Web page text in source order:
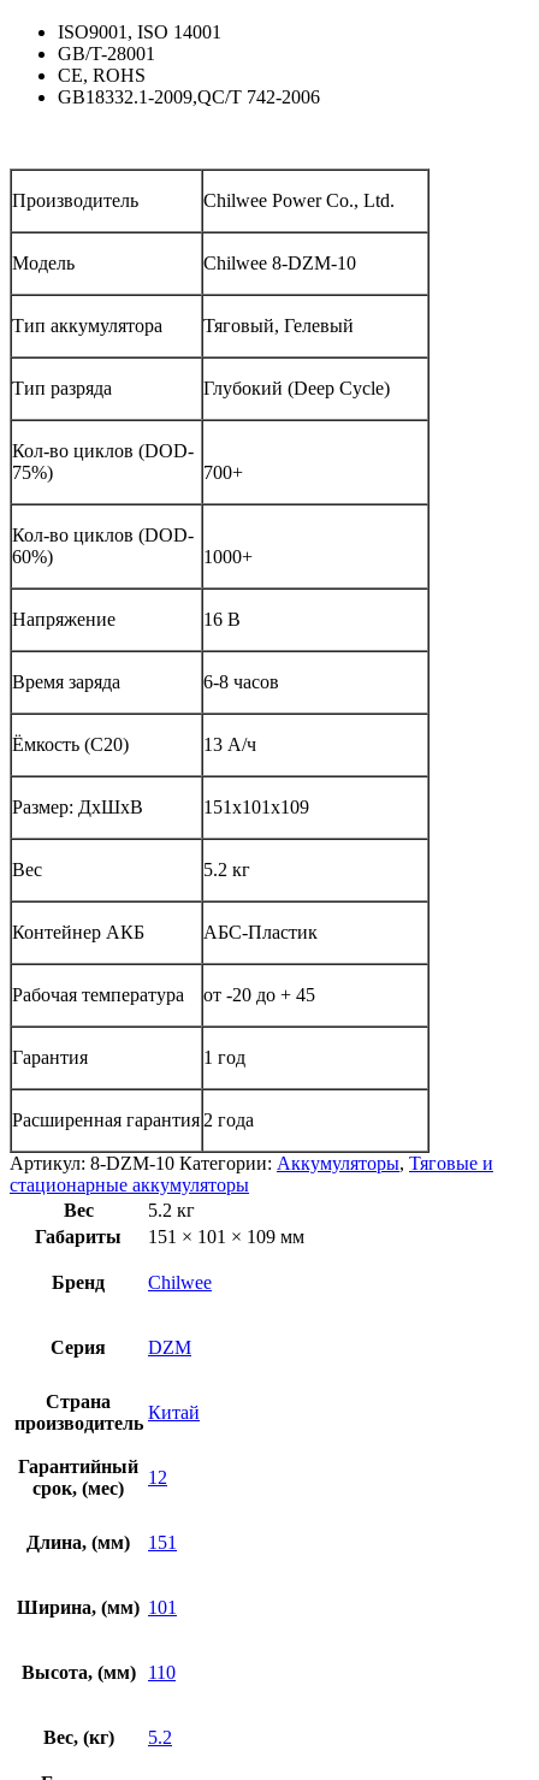
ISO9001, ISO 14001
GB/T-28001
CE, ROHS
GB18332.1-2009,QC/T 742-2006
Производитель Chilwee Power Co., Ltd.
Модель Chilwee 8-DZM-10
Тип аккумулятора Тяговый, Гелевый
Тип разряда Глубокий (Deep Cycle)
Кол-во циклов (DOD-
75%)
700+
Кол-во циклов (DOD-
60%)
1000+
Напряжение 16 В
Время заряда 6-8 часов
Ёмкость (С20) 13 А/ч
Размер: ДхШхВ 151х101х109
Вес 5.2 кг
Контейнер АКБ АБС-Пластик
Рабочая температура от -20 до + 45
Гарантия 1 год
Расширенная гарантия 2 года
Артикул: 8-DZM-10 Категории: Аккумуляторы, Тяговые и
стационарные аккумуляторы
Вес
5.2 кг
Габариты
151 × 101 × 109 мм
Бренд Chilwee
Серия DZM
Страна
производитель
Китай
Гарантийный
срок, (мес)
12
Длина, (мм) 151
Ширина, (мм) 101
Высота, (мм) 110
Вес, (кг) 5.2